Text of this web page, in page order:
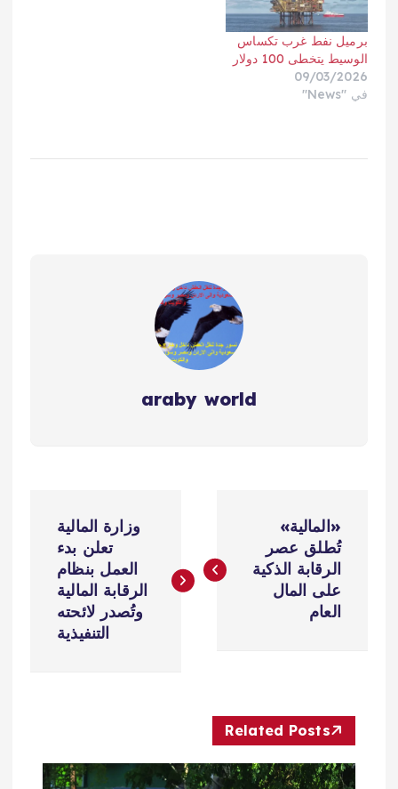
برميل نفط غرب تكساس
الوسيط يتخطى 100 دولار
09/03/2026
في "News"
araby world
ص
م
«المالية»
تُطلق عصر
الرقابة الذكية
على المال
العام
وزارة المالية
تعلن بدء
العمل بنظام
الرقابة المالية
وتُصدر لائحته
التنفيذية
Related Posts